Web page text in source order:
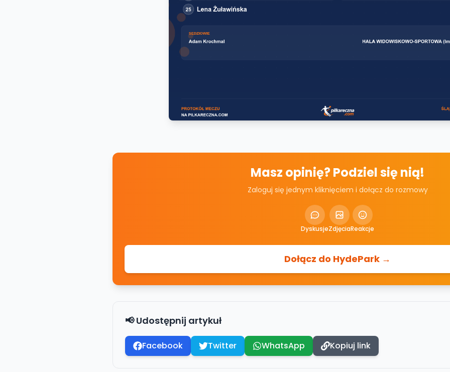
Masz opinię? Podziel się nią!
Zaloguj się jednym kliknięciem i dołącz do rozmowy
DyskusjeZdjęciaReakcje
Dołącz do HydePark →
📢 Udostępnij artykuł
Facebook Twitter WhatsApp Kopiuj link